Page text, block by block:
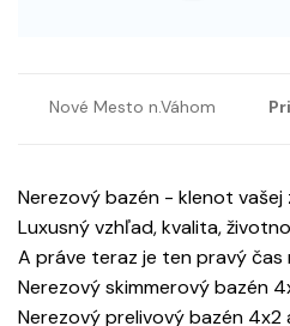
Nové Mesto n.Váhom
Nerezový bazén - klenot vašej
Luxusný vzhľad, kvalita,
A práve teraz je ten pravý čas
Nerezový skimmerový bazén
Nerezový prelivový bazén 4x2